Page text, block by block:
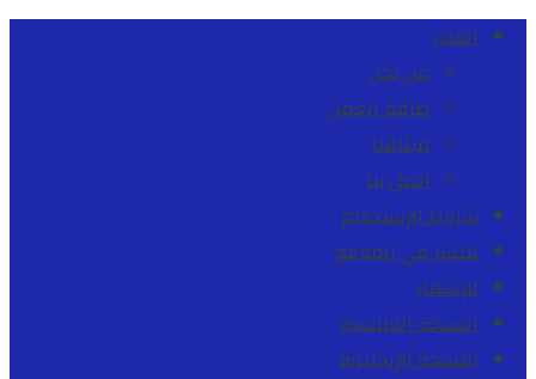
المنبر
من نحن
طاقم العمل
ميثاقنا
اتصل بنا
شروط الإستخدام
للنشر في الموقع
للإشهار
النسخة الفرنسية
النسخة الإنجليزية